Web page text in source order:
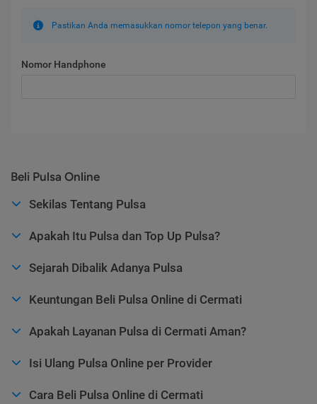
Pastikan Anda memasukkan nomor telepon yang benar.
Nomor Handphone
Beli Pulsa Online
Sekilas Tentang Pulsa
Apakah Itu Pulsa dan Top Up Pulsa?
Sejarah Dibalik Adanya Pulsa
Keuntungan Beli Pulsa Online di Cermati
Apakah Layanan Pulsa di Cermati Aman?
Isi Ulang Pulsa Online per Provider
Cara Beli Pulsa Online di Cermati